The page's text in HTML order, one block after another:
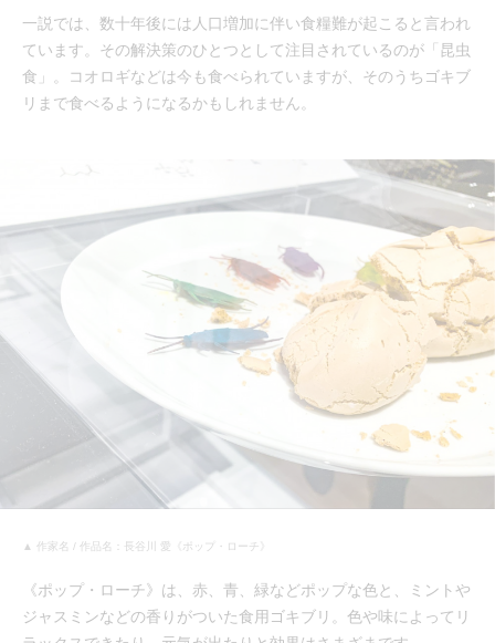
一説では、数十年後には人口増加に伴い食糧難が起こると言われ
ています。その解決策のひとつとして注目されているのが「昆虫
食」。コオロギなどは今も食べられていますが、そのうちゴキブ
リまで食べるようになるかもしれません。
▲ 作家名 / 作品名：長谷川 愛《ポップ・ローチ》
《ポップ・ローチ》は、赤、青、緑などポップな色と、ミントや
ジャスミンなどの香りがついた食用ゴキブリ。色や味によってリ